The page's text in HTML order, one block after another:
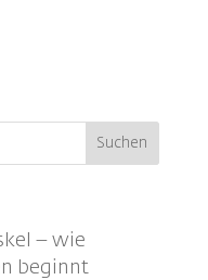
– wie
beginnt